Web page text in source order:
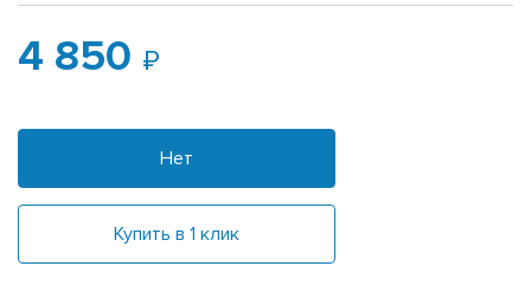
4 850
Нет
Купить в 1 клик